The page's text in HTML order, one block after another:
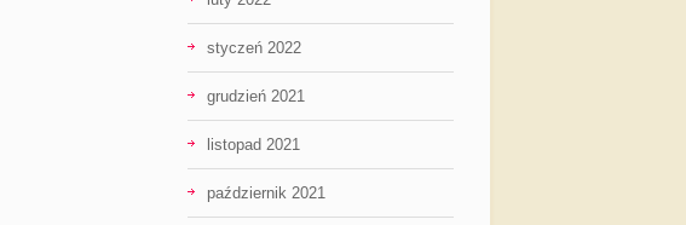
styczeń 2022
grudzień 2021
listopad 2021
październik 2021